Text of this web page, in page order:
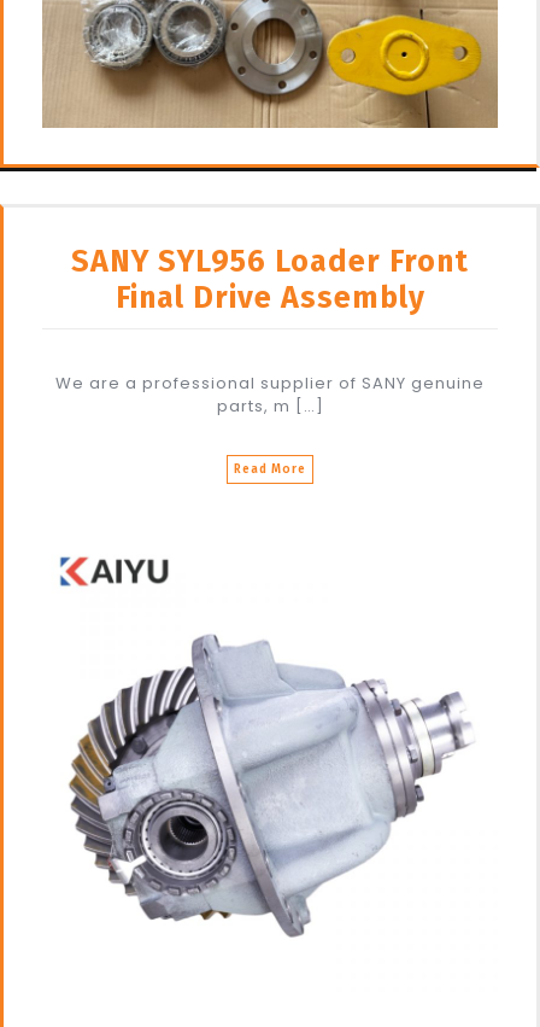
SANY SYL956 Loader Front
Final Drive Assembly
We are a professional supplier of SANY genuine
parts, m […]
Read More